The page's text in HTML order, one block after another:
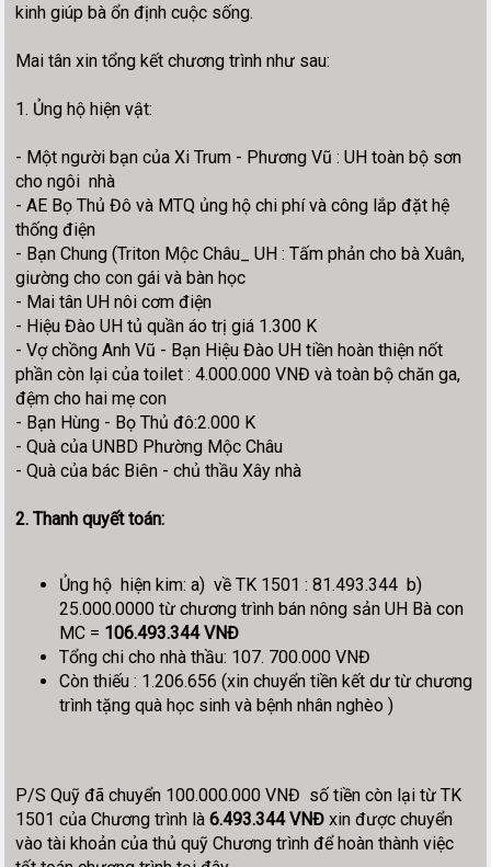
kinh giúp bà ổn định cuộc sống.
Mai tân xin tổng kết chương trình như sau:
1. Ủng hộ hiện vật:
- Một người bạn của Xi Trum - Phương Vũ : UH toàn bộ sơn
cho ngôi nhà
- AE Bọ Thủ Đô và MTQ ủng hộ chi phí và công lắp đặt hệ
thống điện
- Bạn Chung (Triton Mộc Châu_ UH : Tấm phản cho bà Xuân,
giường cho con gái và bàn học
- Mai tân UH nôi cơm điện
- Hiệu Đào UH tủ quần áo trị giá 1.300 K
- Vợ chồng Anh Vũ - Bạn Hiệu Đào UH tiền hoàn thiện nốt
phần còn lại của toilet : 4.000.000 VNĐ và toàn bộ chăn ga,
đệm cho hai mẹ con
- Bạn Hùng - Bọ Thủ đô:2.000 K
- Quà của UNBD Phường Mộc Châu
- Quà của bác Biên - chủ thầu Xây nhà
2. Thanh quyết toán:
Ủng hộ hiện kim: a) về TK 1501 : 81.493.344 b)
25.000.0000 từ chương trình bán nông sản UH Bà con
MC = 106.493.344 VNĐ
Tổng chi cho nhà thầu: 107. 700.000 VNĐ
Còn thiếu : 1.206.656 (xin chuyển tiền kết dư từ chương
trình tặng quà học sinh và bệnh nhân nghèo )
P/S Quỹ đã chuyển 100.000.000 VNĐ số tiền còn lại từ TK
1501 của Chương trình là6.493.344 VNĐ xin được chuyển
vào tài khoản của thủ quỹ Chương trình để hoàn thành việc